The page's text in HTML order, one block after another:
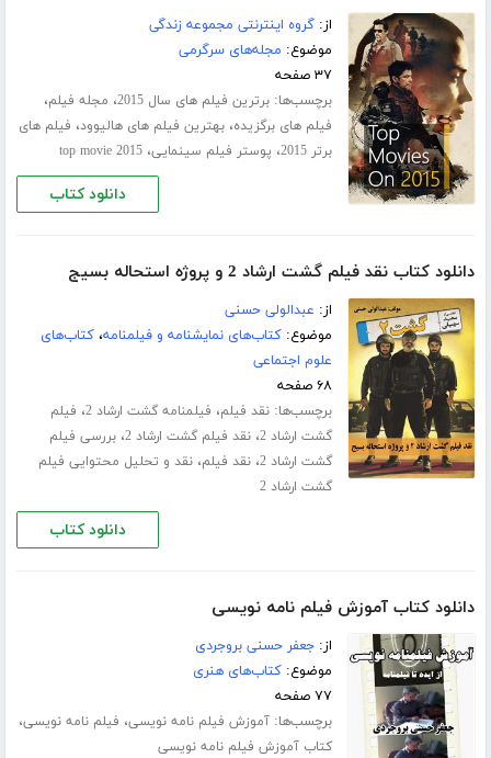
از:گروه اینترنتی مجموعه زندگی
موضوع: مجله‌های سرگرمی
۳۷ صفحه
برچسب‌ها:برترین فیلم های سال 2015 ، مجله فیلم،
فیلم های برگزیده،بهترین فیلم های هالیوود، فیلم های
برتر 2015
، پوستر فیلم سینمایی،top movie 2015
دانلود کتاب
دانلود کتاب نقد فیلم گشت ارشاد 2 و پروژه استحاله بسیج
از: عبدالولی حسنی
موضوع:کتاب‌های نمایشنامه و فیلمنامه،کتاب‌های
علوم اجتماعی
۶۸ صفحه
برچسب‌ها:نقد فیلم، فیلمنامه گشت ارشاد 2 ، فیلم
گشت ارشاد 2 ،نقد فیلم گشت ارشاد 2 ،بررسی فیلم
گشت ارشاد 2 ،نقد فیلم،نقد و تحلیل محتوایی فیلم
گشت ارشاد 2
دانلود کتاب
دانلود کتاب آموزش فیلم نامه نویسی
از:جعفر حسنی بروجردی
موضوع:کتاب‌های هنری
۷۷ صفحه
برچسب‌ها:آموزش فیلم نامه نویسی، فیلم نامه نویسی،
کتاب آموزش فیلم نامه نویسی